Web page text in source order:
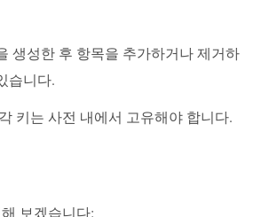
생성한 후 항목을 추가하거나 제거하
습니다.
키는 사전 내에서 고유해야 합니다.
보겠습니다: